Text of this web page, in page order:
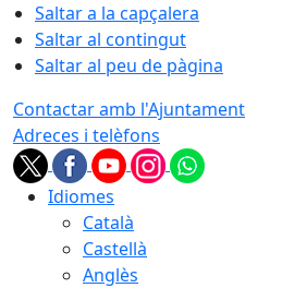
Saltar a la capçalera
Saltar al contingut
Saltar al peu de pàgina
Contactar amb l'Ajuntament
Adreces i telèfons
Idiomes
Català
Castellà
Anglès